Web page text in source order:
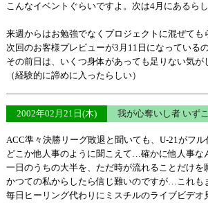
こんなイベントぐらいですよ。次は4月にあるら
来週からはお勉強でなくプロジェクトに混ぜて
次回のお客様プレビューが3月11日になっている
その前日は、いくつ身体があっても足りない気
（経験的に諦めに入ったらしい）
2002年02月21日(木) 我が心奪いし者 いず
ACC準々決勝リーグ敗退と聞いても、U-21がフ
どこか他人事のように聞こえて…確かに他人事
一日のうちの大半を、ただ時が流れることだけを
かつての私からしたら信じ難いのですが…これも
毎日ヒーリング代わりにミスチルのライブビデ